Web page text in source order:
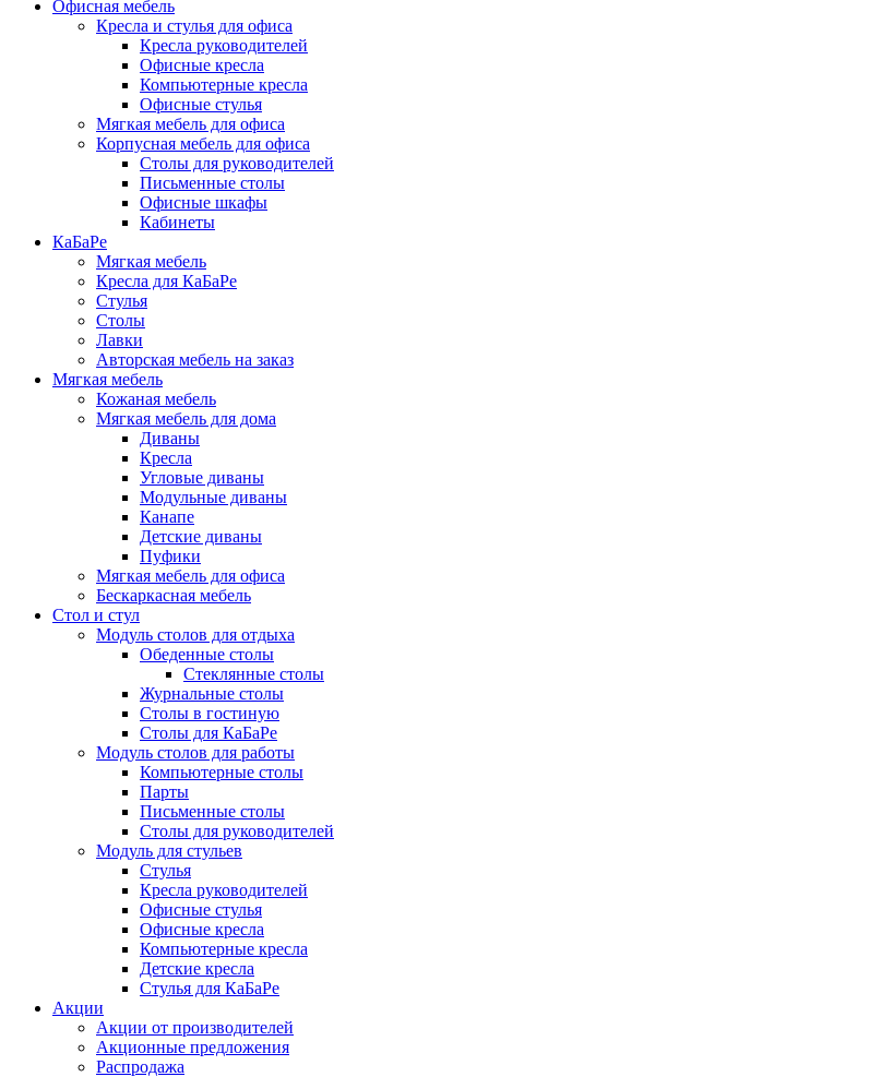
Офисная мебель
Кресла и стулья для офиса
Кресла руководителей
Офисные кресла
Компьютерные кресла
Офисные стулья
Мягкая мебель для офиса
Корпусная мебель для офиса
Столы для руководителей
Письменные столы
Офисные шкафы
Кабинеты
КаБаРе
Мягкая мебель
Кресла для КаБаРе
Стулья
Столы
Лавки
Авторская мебель на заказ
Мягкая мебель
Кожаная мебель
Мягкая мебель для дома
Диваны
Кресла
Угловые диваны
Модульные диваны
Канапе
Детские диваны
Пуфики
Мягкая мебель для офиса
Бескаркасная мебель
Стол и стул
Модуль столов для отдыха
Обеденные столы
Стеклянные столы
Журнальные столы
Столы в гостиную
Столы для КаБаРе
Модуль столов для работы
Компьютерные столы
Парты
Письменные столы
Столы для руководителей
Модуль для стульев
Стулья
Кресла руководителей
Офисные стулья
Офисные кресла
Компьютерные кресла
Детские кресла
Стулья для КаБаРе
Акции
Акции от производителей
Акционные предложения
Распродажа